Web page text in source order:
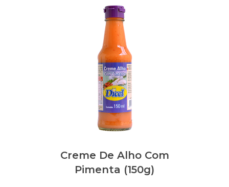
Creme De Alho Com
Pimenta (150g)